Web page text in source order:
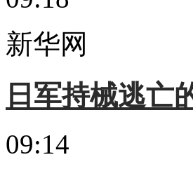
新华网
日军持械逃亡
09:14